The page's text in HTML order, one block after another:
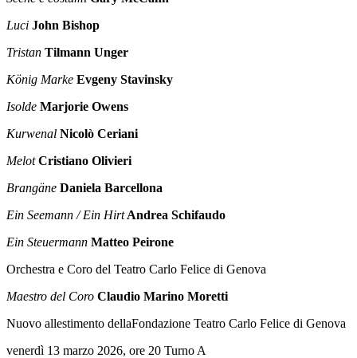
Luci John Bishop
Tristan Tilmann Unger
König Marke Evgeny Stavinsky
Isolde Marjorie Owens
Kurwenal Nicolò Ceriani
MelotCristiano Olivieri
Brangäne Daniela Barcellona
Ein Seemann / Ein HirtAndrea Schifaudo
Ein Steuermann Matteo Peirone
Orchestra e Coro del Teatro Carlo Felice di Genova
Maestro del Coro Claudio Marino Moretti
Nuovo allestimento dellaFondazione Teatro Carlo Felice di Genova
venerdì 13 marzo 2026, ore 20 Turno A